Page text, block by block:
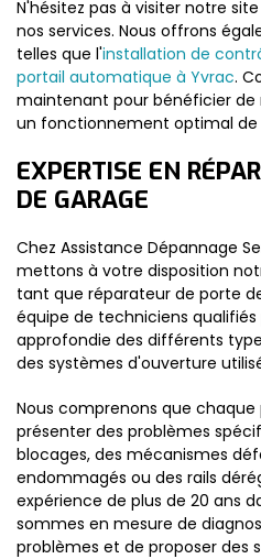
N'hésitez pas à visiter notre
nos services. Nous offrons
telles que l'installation de
portail automatique à Yvrac.
maintenant pour bénéficier
un fonctionnement optimal de
EXPERTISE EN
DE GARAGE
Chez Assistance Dépannage
mettons à votre disposition
tant que réparateur de porte
équipe de techniciens
approfondie des différents
des systèmes d'ouverture
Nous comprenons que
présenter des problèmes
blocages, des mécanismes
endommagés ou des rails
expérience de plus de 20 ans
sommes en mesure de
problèmes et de proposer des